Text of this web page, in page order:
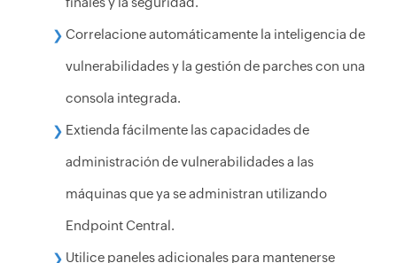
Correlacione automáticamente la inteligencia de
vulnerabilidades y la gestión de parches con una
consola integrada.
Extienda fácilmente las capacidades de
administración de vulnerabilidades a las
máquinas que ya se administran utilizando
Endpoint Central.
Utilice paneles adicionales para mantenerse